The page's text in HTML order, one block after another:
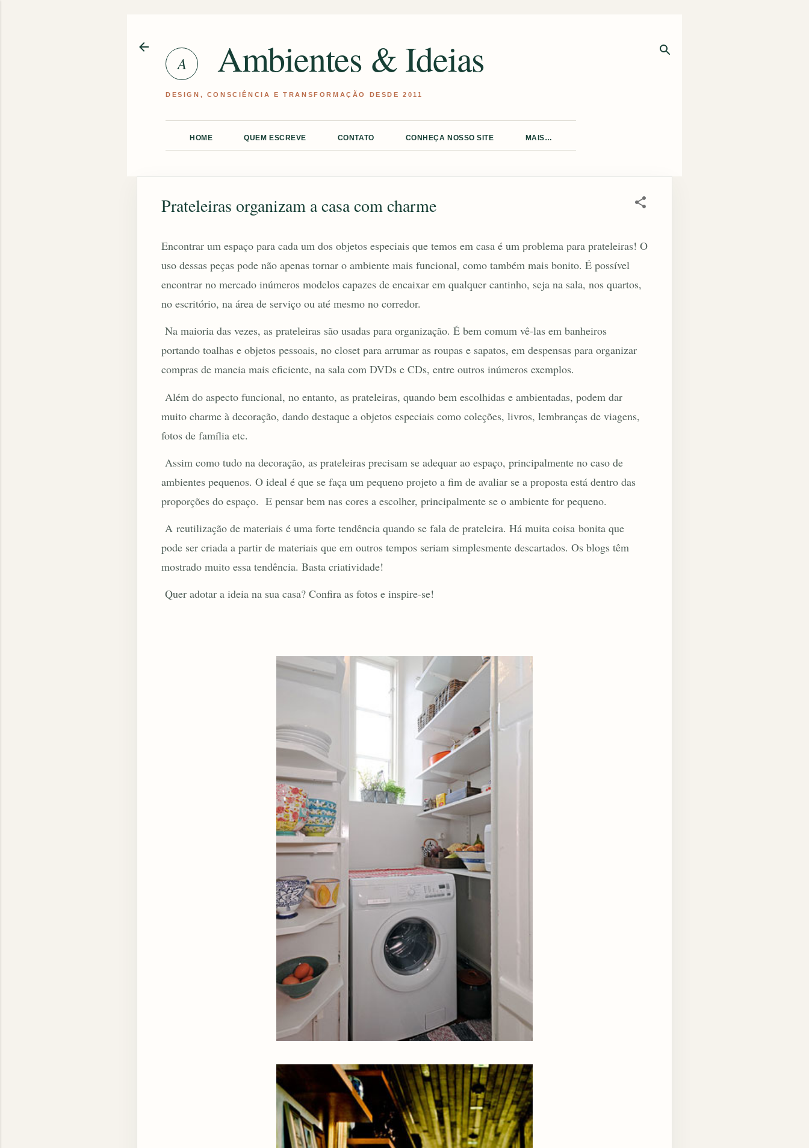
Ambientes & Ideias
HOME QUEM ESCREVE CONTATO CONHEÇA NOSSO SITE MAIS…
Prateleiras organizam a casa com charme
Encontrar um espaço para cada um dos objetos especiais que temos em casa é um problema para prateleiras! O
uso dessas peças pode não apenas tornar o ambiente mais funcional, como também mais bonito. É possível
encontrar no mercado inúmeros modelos capazes de encaixar em qualquer cantinho, seja na sala, nos quartos,
no escritório, na área de serviço ou até mesmo no corredor.
Na maioria das vezes, as prateleiras são usadas para organização. É bem comum vê-las em banheiros
portando toalhas e objetos pessoais, no closet para arrumar as roupas e sapatos, em despensas para organizar
compras de maneia mais eficiente, na sala com DVDs e CDs, entre outros inúmeros exemplos.
Além do aspecto funcional, no entanto, as prateleiras, quando bem escolhidas e ambientadas, podem dar
muito charme à decoração, dando destaque a objetos especiais como coleções, livros, lembranças de viagens,
fotos de família etc.
Assim como tudo na decoração, as prateleiras precisam se adequar ao espaço, principalmente no caso de
ambientes pequenos. O ideal é que se faça um pequeno projeto a fim de avaliar se a proposta está dentro das
proporções do espaço. E pensar bem nas cores a escolher, principalmente se o ambiente for pequeno.
A reutilização de materiais é uma forte tendência quando se fala de prateleira. Há muita coisa bonita que
pode ser criada a partir de materiais que em outros tempos seriam simplesmente descartados. Os blogs têm
mostrado muito essa tendência. Basta criatividade!
Quer adotar a ideia na sua casa? Confira as fotos e inspire-se!